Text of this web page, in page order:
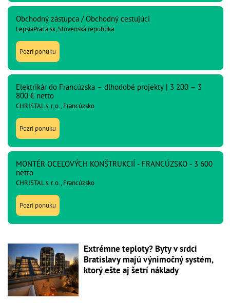
Obchodný zástupca / Obchodný cestujúci
LepsiaPraca.sk, Slovenská republika
Pozri ponuku
Elektrikár do Francúzska – dlhodobé projekty | 3 200 – 3
800 € netto
CHRISTAL s. r. o., Francúzsko
Pozri ponuku
MONTÉR OCEĽOVÝCH KONŠTRUKCIÍ - FRANCÚZSKO - 3 600
netto
CHRISTAL s. r. o., Francúzsko
Pozri ponuku
Extrémne teploty? Byty v srdci
Bratislavy majú výnimočný systém,
ktorý ešte aj šetrí náklady